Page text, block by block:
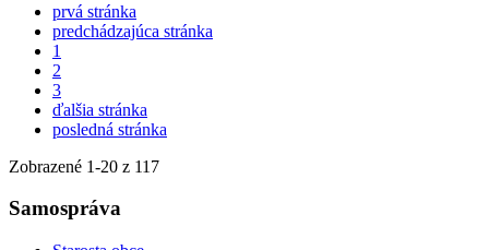
prvá stránka
predchádzajúca stránka
1
2
3
ďalšia stránka
posledná stránka
Zobrazené 1-20 z 117
Samospráva